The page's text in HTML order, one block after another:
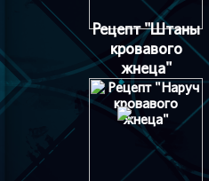
Рецепт "Штаны
кровавого
жнеца"